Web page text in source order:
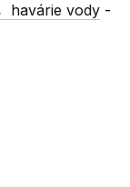
havárie vody -